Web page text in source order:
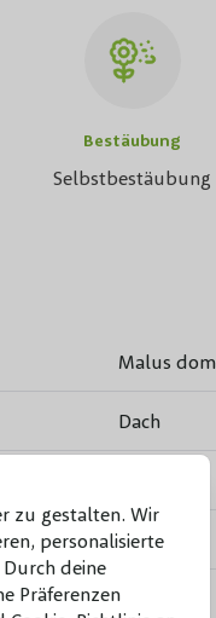
zu gestalten. Wir
personalisierte
deine
Präferenzen
Bestäubung
Selbstbestäubung
Malus
Dach
Nein
Nicht giftig